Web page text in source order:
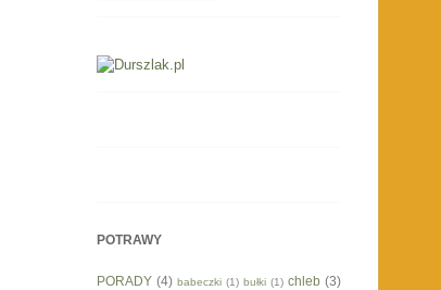
POTRAWY
PORADY (4) babeczki (1) bułki (1) chleb (3)